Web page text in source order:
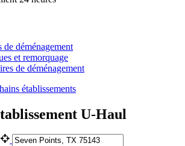
de déménagement
et remorquage
de déménagement
établissements
U-Haul